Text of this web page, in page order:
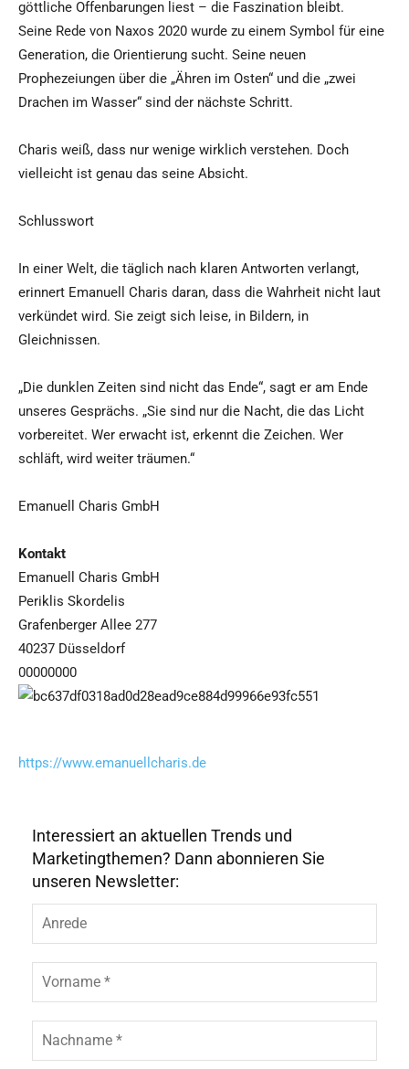
göttliche Offenbarungen liest – die Faszination bleibt.
Seine Rede von Naxos 2020 wurde zu einem Symbol für eine
Generation, die Orientierung sucht. Seine neuen
Prophezeiungen über die „Ähren im Osten“ und die „zwei
Drachen im Wasser“ sind der nächste Schritt.
Charis weiß, dass nur wenige wirklich verstehen. Doch
vielleicht ist genau das seine Absicht.
Schlusswort
In einer Welt, die täglich nach klaren Antworten verlangt,
erinnert Emanuell Charis daran, dass die Wahrheit nicht laut
verkündet wird. Sie zeigt sich leise, in Bildern, in
Gleichnissen.
„Die dunklen Zeiten sind nicht das Ende“, sagt er am Ende
unseres Gesprächs. „Sie sind nur die Nacht, die das Licht
vorbereitet. Wer erwacht ist, erkennt die Zeichen. Wer
schläft, wird weiter träumen.“
Emanuell Charis GmbH
Kontakt
Emanuell Charis GmbH
Periklis Skordelis
Grafenberger Allee 277
40237 Düsseldorf
00000000
https://www.emanuellcharis.de
Interessiert an aktuellen Trends und
Marketingthemen? Dann abonnieren Sie
unseren Newsletter: